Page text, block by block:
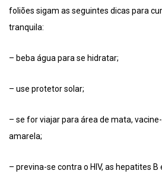
foliões sigam as seguintes dicas para
tranquila:
– beba água para se hidratar;
– use protetor solar;
– se for viajar para área de mata,
amarela;
– previna-se contra o HIV, as hepatites B